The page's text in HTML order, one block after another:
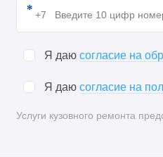
Я даю согласие на
Я даю согласие на
Услуги кузовного ремонта